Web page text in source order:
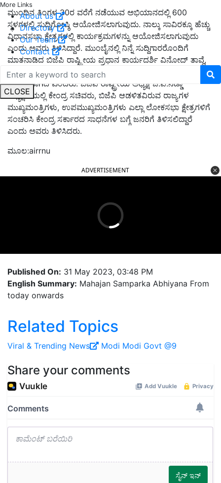
More Links
About us
Directory
Our Team
Contact
CLOSE
ಮುಂದಿನ ತಿಂಗಳ 30ರ ವರೆಗೆ ನಡೆಯುವ ಅಭಿಯಾನದಲ್ಲಿ 600
ಸ್ಥಳಗಳಲ್ಲಿ ಸುದ್ದಿಗೋಷ್ಠಿ ಆಯೋಜಿಸಲಾಗುವುದು. ನಾಲ್ಕು ಸಾವಿರಕ್ಕೂ ಹೆಚ್ಚು
ವಿಧಾನಸಭಾ ಕ್ಷೇತ್ರಗಳಲ್ಲಿ ಕಾರ್ಯಕ್ರಮಗಳನ್ನು ಆಯೋಜಿಸಲಾಗುವುದು
ಎಂದು ಅವರು ತಿಳಿಸಿದ್ದಾರೆ. ಮುಂಬೈನಲ್ಲಿ ನಿನ್ನೆ ಸುದ್ದಿಗಾರರೊಂದಿಗೆ
ಮಾತನಾಡಿದ ಬಿಜೆಪಿ ರಾಷ್ಟ್ರೀಯ ಪ್ರಧಾನ ಕಾರ್ಯದರ್ಶಿ ವಿನೋದ್ ತಾವ್ದೆ,
ಇಂದಿನಿಂದ ಒಂದು ತಿಂಗಳ ಬೃಹತ್ ಸಾರ್ವಜನಿಕ ಸಂಪರ್ಕ ಸಭೆ
ಆರಂಭವಾಗಿದೆ ಎಂದರು. ಬಿಜೆಪಿ ರಾಷ್ಟ್ರೀಯ ಅಧ್ಯಕ್ಷ ಜೆ.ಪಿ.ನಡ್ಡಾ
ಅಧ್ಯಕ್ಷತೆಯಲ್ಲಿ ಕೇಂದ್ರ ಸಚಿವರು, ಬಿಜೆಪಿ ಆಡಳಿತವಿರುವ ರಾಜ್ಯಗಳ
ಮುಖ್ಯಮಂತ್ರಿಗಳು, ಉಪಮುಖ್ಯಮಂತ್ರಿಗಳು ಎಲ್ಲಾ ಲೋಕಸಭಾ ಕ್ಷೇತ್ರಗಳಿಗೆ
ಸಂಚರಿಸಿ ಕೇಂದ್ರ ಸರ್ಕಾರದ ಸಾಧನೆಗಳ ಬಗ್ಗೆ ಜನರಿಗೆ ತಿಳಿಸಲಿದ್ದಾರೆ
ಎಂದು ಅವರು ತಿಳಿಸಿದರು.
ಮೂಲ:airrnu
ADVERTISEMENT
Published On: 31 May 2023, 03:48 PM
English Summary: Mahajan Samparka Abhiyana From
today onwards
Related Topics
Viral ‍& Trending News Modi Modi Govt @9
Share your comments